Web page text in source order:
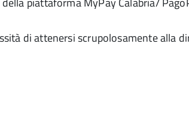
di attenersi scrupolosamente alla